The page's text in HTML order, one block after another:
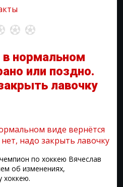
нормальном
или поздно.
лавочку
по хоккею Вячеслав
об изменениях,
хоккею.